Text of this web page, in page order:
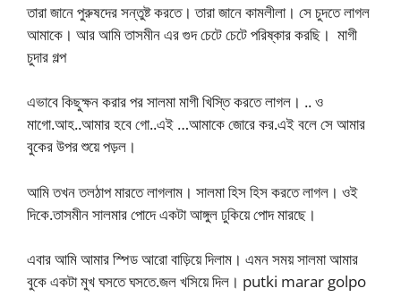
তারা জানে পুরুষদের সন্তুষ্ট করতে। তারা জানে কামলীলা। সে চুদতে লাগল
আমাকে। আর আমি তাসমীন এর গুদ চেটে চেটে পরিষ্কার করছি। মাগী
চুদার গল্প
এভাবে কিছুক্ষন করার পর সালমা মাগী খিস্তি করতে লাগল। .. ও
মাগো.আহ..আমার হবে গো..এই …আমাকে জোরে কর.এই বলে সে আমার
বুকের উপর শুয়ে পড়ল।
আমি তখন তলঠাপ মারতে লাগলাম। সালমা হিস হিস করতে লাগল। ওই
দিকে.তাসমীন সালমার পোদে একটা আঙ্গুল ঢুকিয়ে পোদ মারছে।
এবার আমি আমার স্পিড আরো বাড়িয়ে দিলাম। এমন সময় সালমা আমার
বুকে একটা মুখ ঘসতে ঘসতে.জল খসিয়ে দিল। putki marar golpo